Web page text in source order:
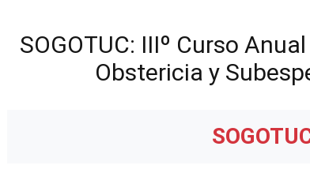
SOGOTUC: IIIº Curso
Obstericia y